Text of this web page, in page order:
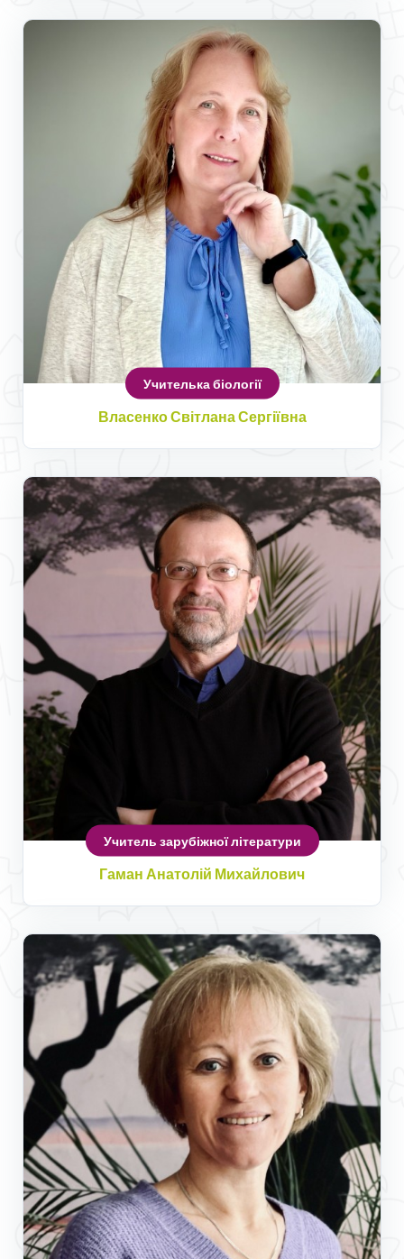
Учителька біології
Власенко Світлана Сергіївна
Учитель зарубіжної літератури
Гаман Анатолій Михайлович